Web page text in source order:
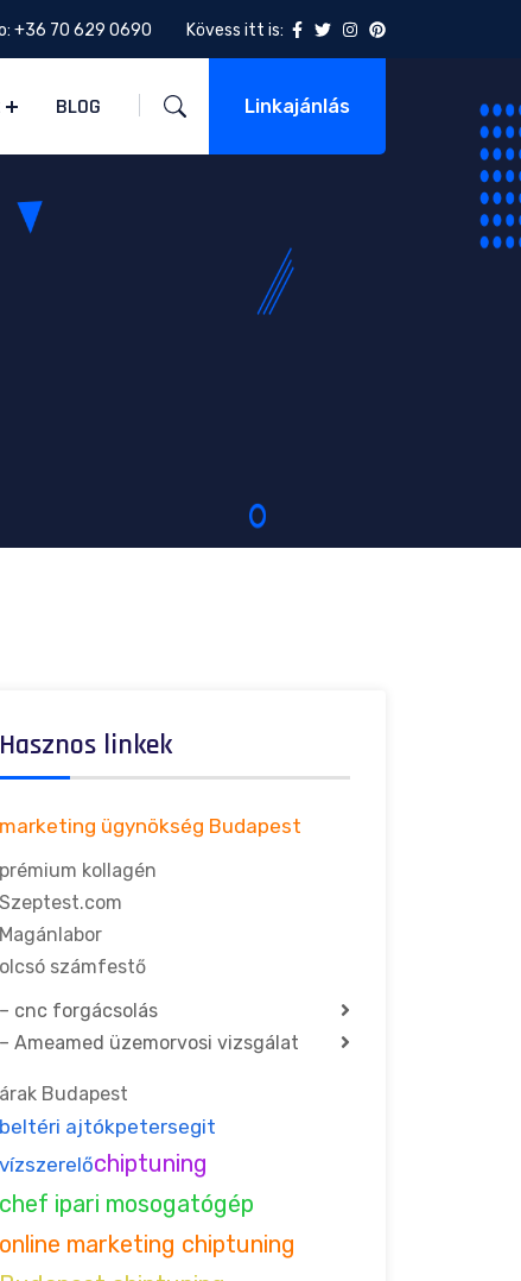
+36 70 629 0690 Kövess itt is:
BLOG Linkajánlás
Hasznos linkek
marketing ügynökség Budapest
prémium kollagén
Szeptest.com
Magánlabor
olcsó számfestő
– cnc forgácsolás
– Ameamed üzemorvosi vizsgálat
árak Budapest
beltéri ajtókpetersegit
vízszerelőchiptuning
chef ipari mosogatógép
online marketing chiptuning